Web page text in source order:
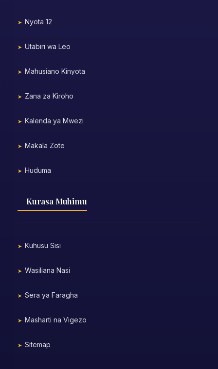
Nyota 12
Utabiri wa Leo
Mahusiano Kinyota
Zana za Kiroho
Kalenda ya Mwezi
Makala Zote
Huduma
Kurasa Muhimu
Kuhusu Sisi
Wasiliana Nasi
Sera ya Faragha
Masharti na Vigezo
Sitemap